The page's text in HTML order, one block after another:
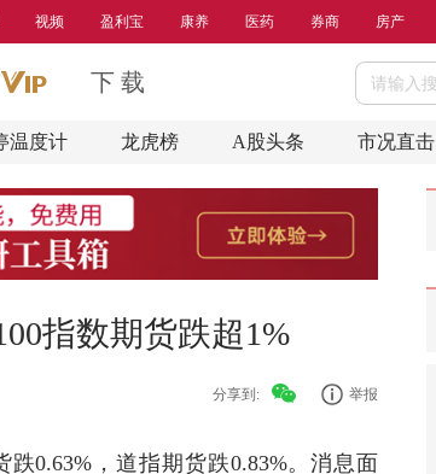
视频 盈利宝 康养 医药 券商 房产
下 载
温度计 龙虎榜 A股头条 市况直击
指数期货跌超1%
分享到: 举报
0.63%，道指期货跌0.83%。消息面